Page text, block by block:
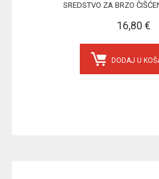
SREDSTVO ZA BRZO
16,80 €
DODAJ U